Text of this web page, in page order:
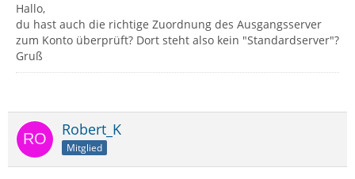
Hallo,
du hast auch die richtige Zuordnung des Ausgangsserver
zum Konto überprüft? Dort steht also kein "Standardserver"?
Gruß
Robert_K
Mitglied